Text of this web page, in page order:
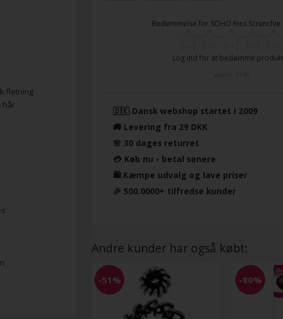
Bedømmelse for SOHO Ries Scrunchie
Log ind for at bedømme
🇩🇰 Dansk webshop startet i 2009
🚚 Levering fra 29 DKK
🌸 30 dages returret
💳 Køb nu - betal senere
🛍️ Kæmpe udvalg og lave priser
🎉 500.0000+ tilfredse kunder
Andre kunder har også købt:
-51% -80%
fletning
hår